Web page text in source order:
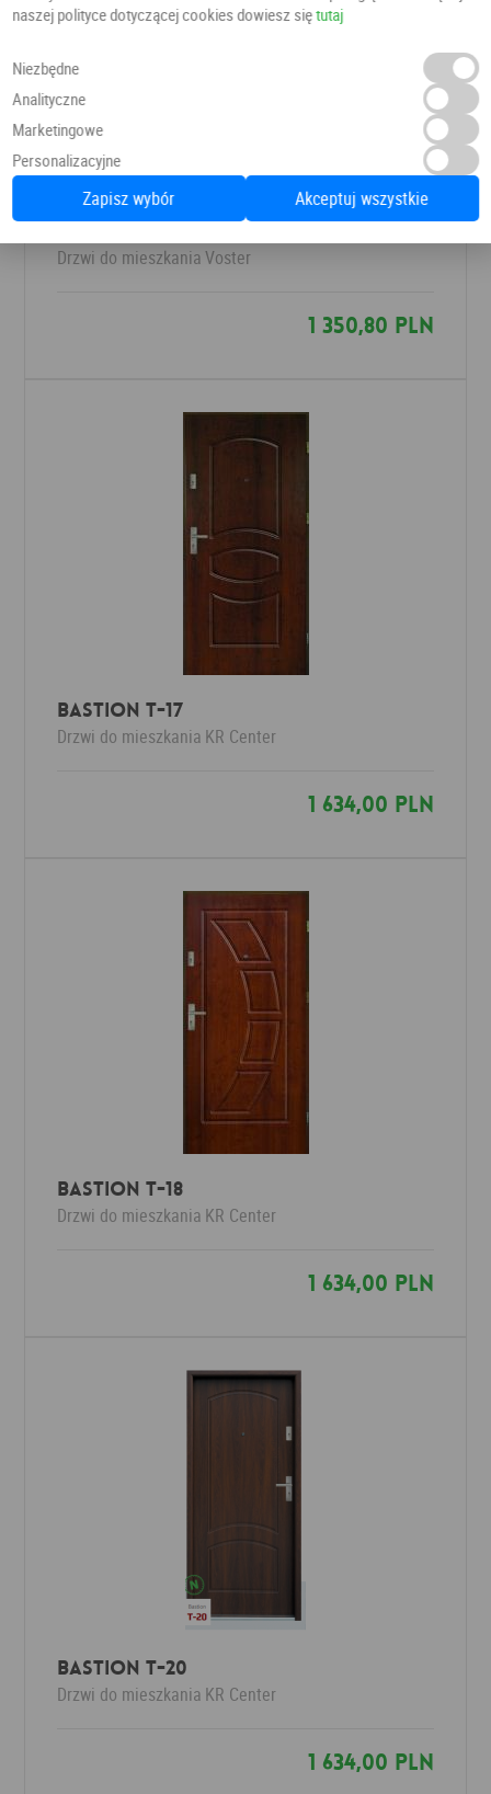
Drzwi do mieszkania Voster
1 350,80 PLN
Bastion T-17
Drzwi do mieszkania KR Center
1 634,00 PLN
Bastion T-18
Drzwi do mieszkania KR Center
1 634,00 PLN
Bastion T-20
Drzwi do mieszkania KR Center
1 634,00 PLN
naszej polityce dotyczącej cookies dowiesz siętutaj
Niezbędne
Analityczne
Marketingowe
Personalizacyjne
Zapisz wybór Akceptuj wszystkie